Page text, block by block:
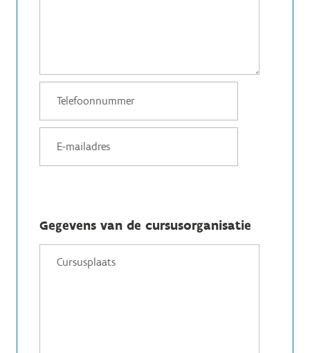
Gegevens van de cursusorganisatie